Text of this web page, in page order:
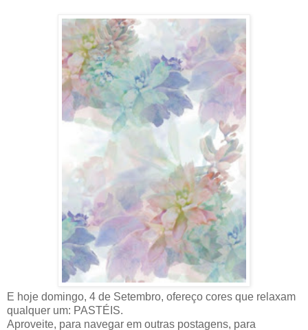
E hoje domingo, 4 de Setembro, ofereço cores que relaxam
qualquer um: PASTÉIS.
Aproveite, para navegar em outras postagens, para